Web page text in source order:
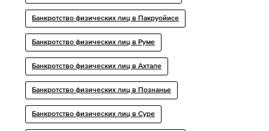
Банкротство физических лиц в Пакруойисе
Банкротство физических лиц в Руме
Банкротство физических лиц в Ахтале
Банкротство физических лиц в Познанье
Банкротство физических лиц в Суре